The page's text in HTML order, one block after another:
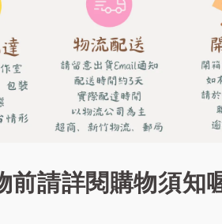
前請詳閱購物須知